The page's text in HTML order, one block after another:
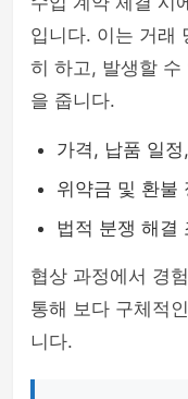
입니다. 이는 거래
히 하고, 발생할 수
을 줍니다.
가격, 납품 일
위약금 및 환불
법적 분쟁 해결
협상 과정에서 경
통해 보다 구체적
니다.